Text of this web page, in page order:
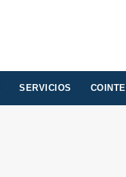
SERVICIOS